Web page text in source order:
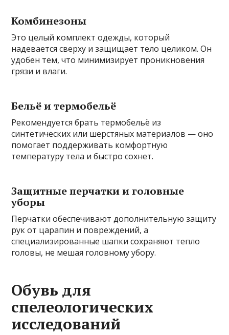
Комбинезоны
Это целый комплект одежды, который
надевается сверху и защищает тело целиком. Он
удобен тем, что минимизирует проникновения
грязи и влаги.
Бельё и термобельё
Рекомендуется брать термобельё из
синтетических или шерстяных материалов — оно
помогает поддерживать комфортную
температуру тела и быстро сохнет.
Защитные перчатки и головные
уборы
Перчатки обеспечивают дополнительную защиту
рук от царапин и повреждений, а
специализированные шапки сохраняют тепло
головы, не мешая головному убору.
Обувь для
спелеологических
исследований